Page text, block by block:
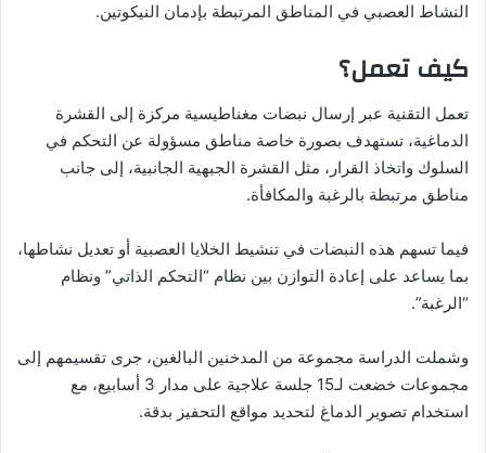
النشاط العصبي في المناطق المرتبطة بإدمان النيكوتين.
كيف تعمل؟
تعمل التقنية عبر إرسال نبضات مغناطيسية مركزة إلى القشرة
الدماغية، تستهدف بصورة خاصة مناطق مسؤولة عن التحكم في
السلوك واتخاذ القرار، مثل القشرة الجبهية الجانبية، إلى جانب
مناطق مرتبطة بالرغبة والمكافأة.
فيما تسهم هذه النبضات في تنشيط الخلايا العصبية أو تعديل نشاطها،
بما يساعد على إعادة التوازن بين نظام “التحكم الذاتي” ونظام
“الرغبة”.
وشملت الدراسة مجموعة من المدخنين البالغين، جرى تقسيمهم إلى
مجموعات خضعت لـ15 جلسة علاجية على مدار 3 أسابيع، مع
استخدام تصوير الدماغ لتحديد مواقع التحفيز بدقة.